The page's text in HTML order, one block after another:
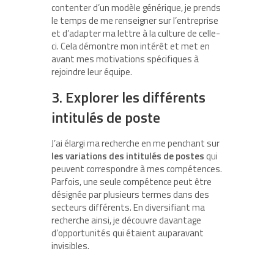
contenter d’un modèle générique, je prends
le temps de me renseigner sur l’entreprise
et d’adapter ma lettre à la culture de celle-
ci. Cela démontre mon intérêt et met en
avant mes motivations spécifiques à
rejoindre leur équipe.
3. Explorer les différents
intitulés de poste
J’ai élargi ma recherche en me penchant sur
les variations des intitulés de postesqui
peuvent correspondre à mes compétences.
Parfois, une seule compétence peut être
désignée par plusieurs termes dans des
secteurs différents. En diversifiant ma
recherche ainsi, je découvre davantage
d’opportunités qui étaient auparavant
invisibles.